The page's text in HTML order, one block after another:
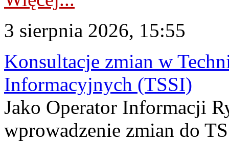
3 sierpnia 2026, 15:55
Konsultacje zmian w
Informacyjnych (TSSI)
Jako Operator Informacji
wprowadzenie zmian do